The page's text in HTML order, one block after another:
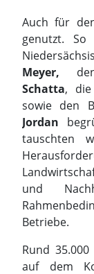
Jordan
tauschten
und
Betriebe.
Rund
auf dem
bedanken
Interesse an
gezeigt:
ländliche